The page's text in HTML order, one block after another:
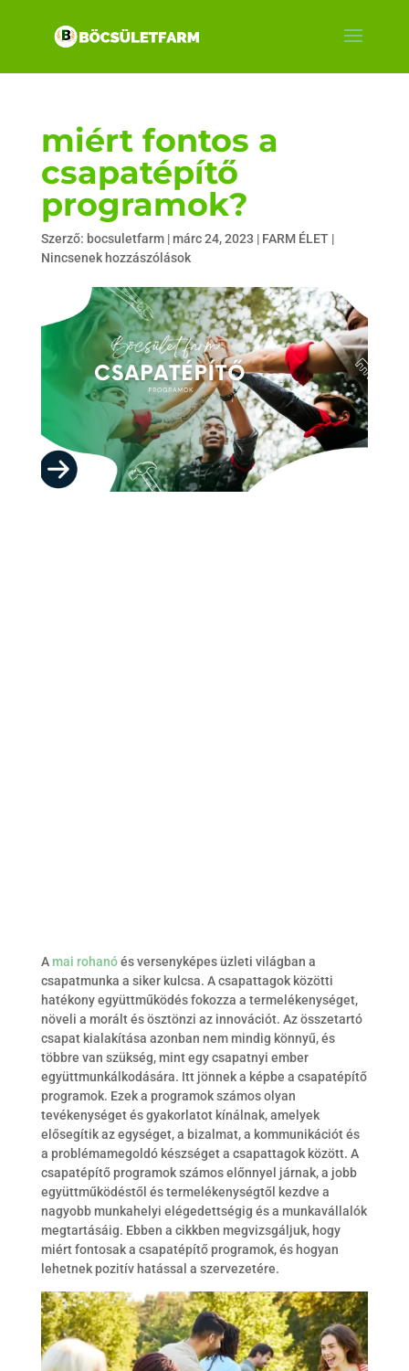
miért fontos a
csapatépítő
programok?
Szerző: bocsuletfarm|márc 24, 2023 | FARM ÉLET|
Nincsenek hozzászólások
A mai rohanóés versenyképes üzleti világban a
csapatmunka a siker kulcsa. A csapattagok közötti
hatékony együttműködés fokozza a termelékenységet,
növeli a morált és ösztönzi az innovációt. Az összetartó
csapat kialakítása azonban nem mindig könnyű, és
többre van szükség, mint egy csapatnyi ember
együttmunkálkodására. Itt jönnek a képbe a csapatépítő
programok. Ezek a programok számos olyan
tevékenységet és gyakorlatot kínálnak, amelyek
elősegítik az egységet, a bizalmat, a kommunikációt és
a problémamegoldó készséget a csapattagok között. A
csapatépítő programok számos előnnyel járnak, a jobb
együttműködéstől és termelékenységtől kezdve a
nagyobb munkahelyi elégedettségig és a munkavállalók
megtartásáig. Ebben a cikkben megvizsgáljuk, hogy
miért fontosak a csapatépítő programok, és hogyan
lehetnek pozitív hatással a szervezetére.